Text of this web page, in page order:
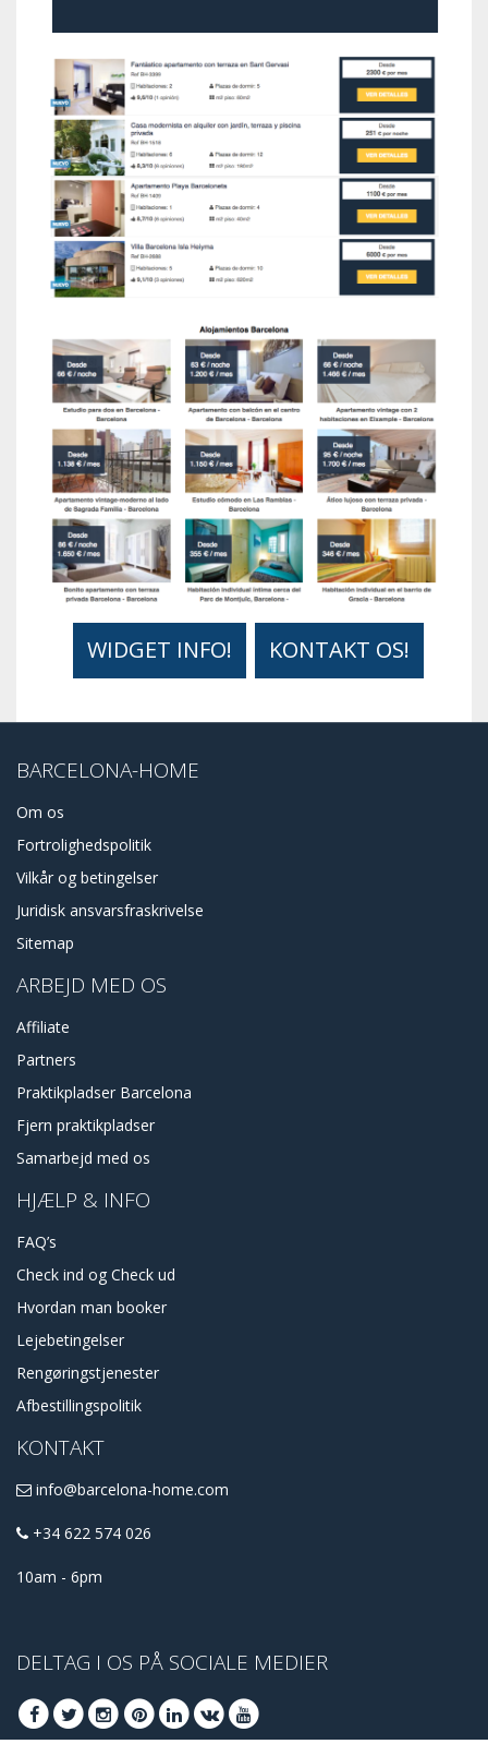
WIDGET INFO! KONTAKT OS!
BARCELONA-HOME
Om os
Fortrolighedspolitik
Vilkår og betingelser
Juridisk ansvarsfraskrivelse
Sitemap
ARBEJD MED OS
Affiliate
Partners
Praktikpladser Barcelona
Fjern praktikpladser
Samarbejd med os
HJÆLP & INFO
FAQ’s
Check ind og Check ud
Hvordan man booker
Lejebetingelser
Rengøringstjenester
Afbestillingspolitik
KONTAKT
info@barcelona-home.com
+34 622 574 026
10am - 6pm
DELTAG I OS PÅ SOCIALE MEDIER